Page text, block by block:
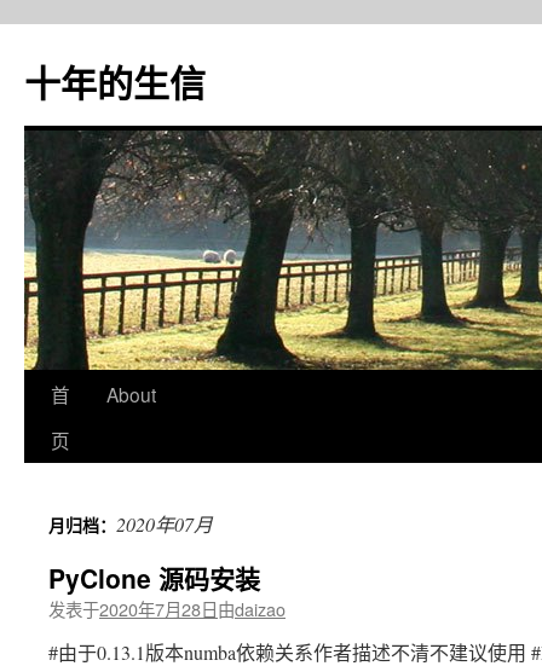
十年的生信
跳
至
文
首
页
About
月归档： 2020年07月
PyClone 源码安装
发表于2020年7月28日由daizao
#由于0.13.1版本numba依赖关系作者描述不清不建议使用